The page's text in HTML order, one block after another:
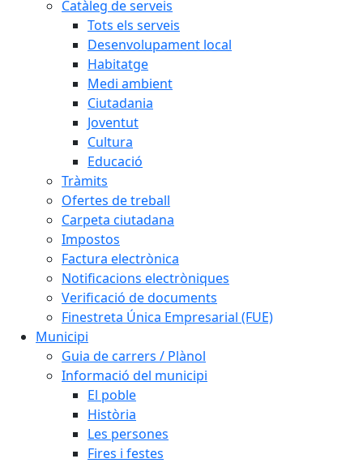
Catàleg de serveis
Tots els serveis
Desenvolupament local
Habitatge
Medi ambient
Ciutadania
Joventut
Cultura
Educació
Tràmits
Ofertes de treball
Carpeta ciutadana
Impostos
Factura electrònica
Notificacions electròniques
Verificació de documents
Finestreta Única Empresarial (FUE)
Municipi
Guia de carrers / Plànol
Informació del municipi
El poble
Història
Les persones
Fires i festes